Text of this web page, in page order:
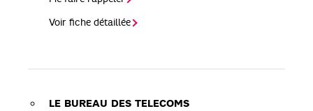
Voir fiche détaillée
LE BUREAU DES TELECOMS